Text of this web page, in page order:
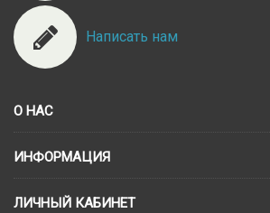
Написать нам
О НАС
ИНФОРМАЦИЯ
ЛИЧНЫЙ КАБИНЕТ